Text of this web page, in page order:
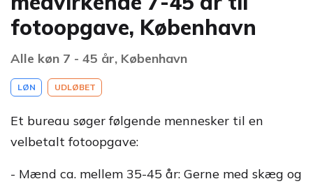
fotoopgave, København
Alle køn 7 - 45 år, København
LØN UDLØBET
Et bureau søger følgende mennesker til en
velbetalt fotoopgave:
- Mænd ca. mellem 35-45 år: Gerne med skæg og